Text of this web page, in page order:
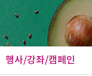
행사/강좌/캠페인